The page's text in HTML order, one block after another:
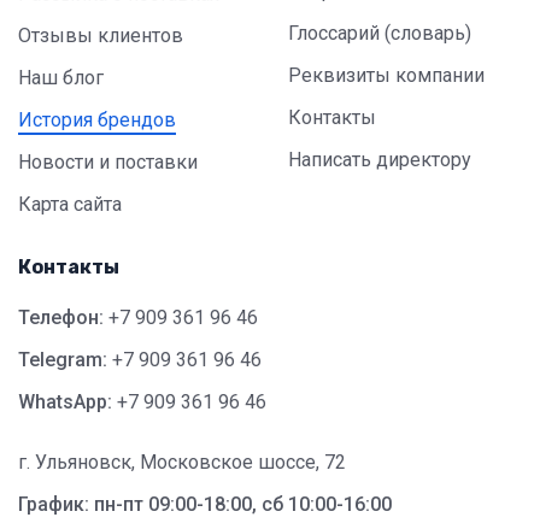
Отзывы клиентов
Наш блог
История брендов
Новости и поставки
Карта сайта
Глоссарий (словарь)
Реквизиты компании
Контакты
Написать директору
Контакты
Телефон: +7 909 361 96 46
Telegram: +7 909 361 96 46
WhatsApp: +7 909 361 96 46
г. Ульяновск, Московское шоссе, 72
График: пн-пт 09:00-18:00, сб 10:00-16:00